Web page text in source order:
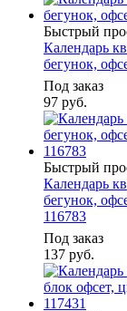
Быстрый
Календарь
бегунок,
Под заказ
97 руб.
Быстрый
Календарь
бегунок,
116783
Под заказ
137 руб.